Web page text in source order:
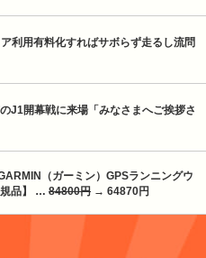
利用有料化すればサボらず走るし流問
J1開幕戦に来場「みなさまへご挨拶さ
（ガーミン）GPSランニングウ
品】 … 84800円 → 64870円